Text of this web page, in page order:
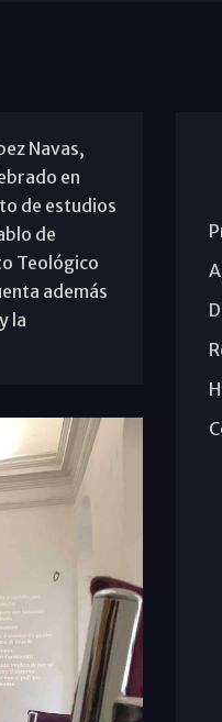
Navas,
en
de estudios
de
Teológico
además
la